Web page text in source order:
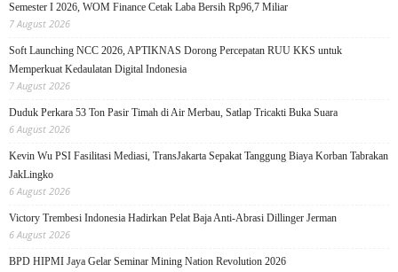
Semester I 2026, WOM Finance Cetak Laba Bersih Rp96,7 Miliar
7 August 2026
Soft Launching NCC 2026, APTIKNAS Dorong Percepatan RUU KKS untuk
Memperkuat Kedaulatan Digital Indonesia
7 August 2026
Duduk Perkara 53 Ton Pasir Timah di Air Merbau, Satlap Tricakti Buka Suara
6 August 2026
Kevin Wu PSI Fasilitasi Mediasi, TransJakarta Sepakat Tanggung Biaya Korban Tabrakan
JakLingko
6 August 2026
Victory Trembesi Indonesia Hadirkan Pelat Baja Anti-Abrasi Dillinger Jerman
6 August 2026
BPD HIPMI Jaya Gelar Seminar Mining Nation Revolution 2026